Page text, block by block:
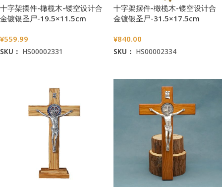
十字架摆件-橄榄木-镂空设计合
金镀银圣尸-19.5×11.5cm
¥559.99
SKU： HS00002331
十字架摆件-橄榄木-镂空设计合
金镀银圣尸-31.5×17.5cm
¥840.00
SKU： HS00002334